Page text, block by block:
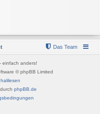
Das Team
einfach anders!
© phpBB Limited
halilesen
phpBB.de